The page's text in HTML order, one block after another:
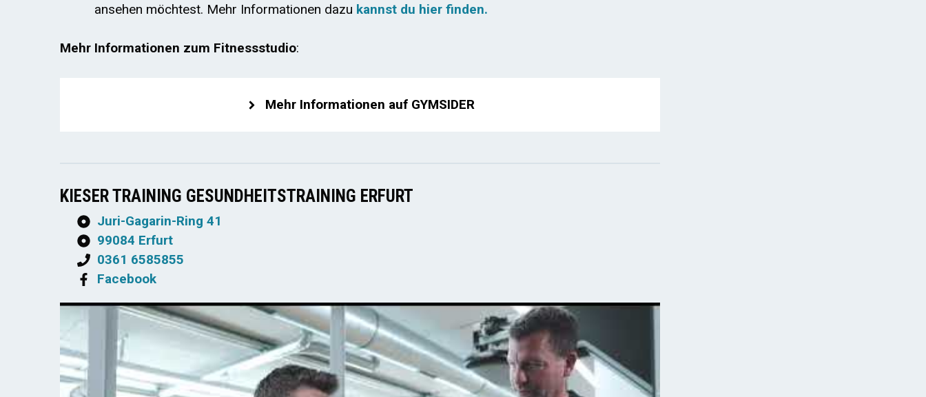
ansehen möchtest. Mehr Informationen dazu kannst du hier finden.
Mehr Informationen zum Fitnessstudio:
Mehr Informationen auf GYMSIDER
KIESER TRAINING GESUNDHEITSTRAINING ERFURT
Juri-Gagarin-Ring 41
99084 Erfurt
0361 6585855
Facebook